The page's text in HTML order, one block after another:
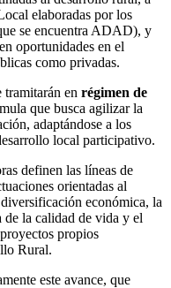
elaboradas por los
se encuentra ADAD), y
oportunidades en el
como privadas.
tramitarán en régimen de
que busca agilizar la
adaptándose a los
local participativo.
definen las líneas de
orientadas al
económica, la
la calidad de vida y el
propios
Rural.
este avance, que